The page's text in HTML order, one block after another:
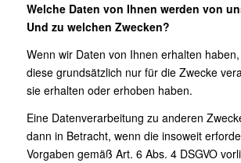
Welche Daten von Ihnen werden von
Und zu welchen Zwecken?
Wenn wir Daten von Ihnen erhalten
diese grundsätzlich nur für die Zwecke
sie erhalten oder erhoben haben.
Eine Datenverarbeitung zu anderen
dann in Betracht, wenn die insoweit
Vorgaben gemäß Art. 6 Abs. 4 DSGVO